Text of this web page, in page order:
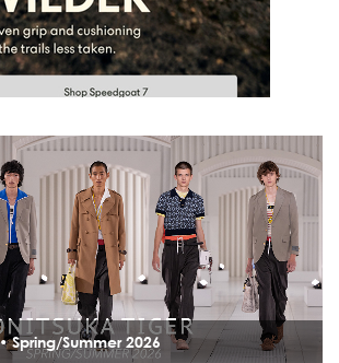
• Spring/Summer 2026